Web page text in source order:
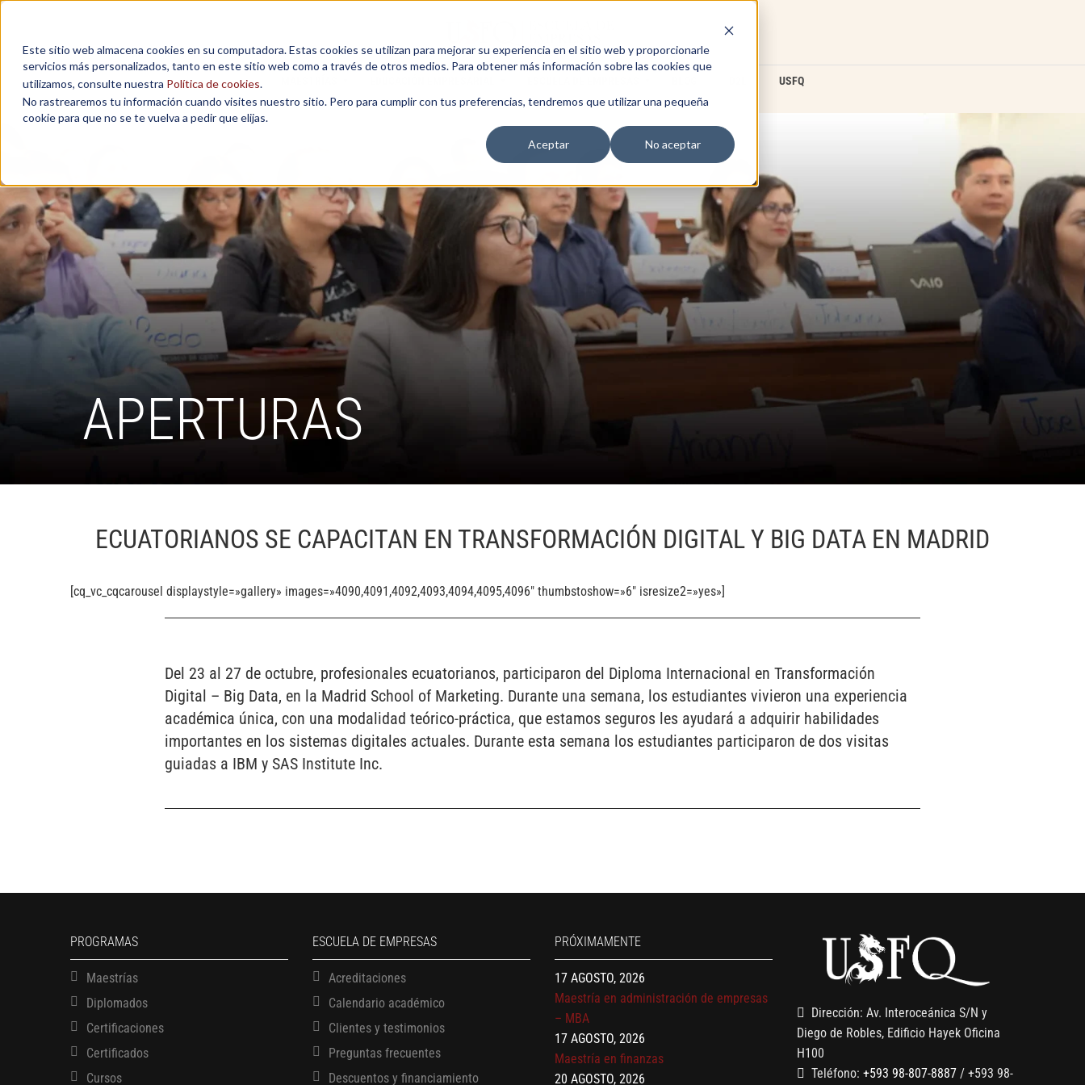
Este sitio web almacena cookies en su computadora. Estas cookies se utilizan para mejorar su experiencia en el sitio web y proporcionarle
servicios más personalizados, tanto en este sitio web como a través de otros medios. Para obtener más información sobre las cookies que
utilizamos, consulte nuestra Política de cookies.
No rastrearemos tu información cuando visites nuestro sitio. Pero para cumplir con tus preferencias, tendremos que utilizar una pequeña
cookie para que no se te vuelva a pedir que elijas.
Aceptar
No aceptar
USFQ
APERTURAS
ECUATORIANOS SE CAPACITAN EN TRANSFORMACIÓN DIGITAL Y BIG DATA EN MADRID
[cq_vc_cqcarousel displaystyle=»gallery» images=»4090,4091,4092,4093,4094,4095,4096″ thumbstoshow=»6″ isresize2=»yes»]
Del 23 al 27 de octubre, profesionales ecuatorianos, participaron del Diploma Internacional en Transformación
Digital – Big Data, en la Madrid School of Marketing. Durante una semana, los estudiantes vivieron una experiencia
académica única, con una modalidad teórico-práctica, que estamos seguros les ayudará a adquirir habilidades
importantes en los sistemas digitales actuales. Durante esta semana los estudiantes participaron de dos visitas
guiadas a IBM y SAS Institute Inc.
PROGRAMAS
Maestrías
Diplomados
Certificaciones
Certificados
Cursos
ESCUELA DE EMPRESAS
Acreditaciones
Calendario académico
Clientes y testimonios
Preguntas frecuentes
Descuentos y financiamiento
PRÓXIMAMENTE
13 AGOSTO, 2026
17 AGOSTO, 2026
Gerencia de empresas familiares
17 AGOSTO, 2026
Maestría en administración de empresas
– MBA
17 AGOSTO, 2026
Maestría en finanzas
20 AGOSTO, 2026
Dirección: Av. Interoceánica S/N y
Diego de Robles, Edificio Hayek Oficina
H100
Teléfono: +593 98-807-8887 / +593 98-